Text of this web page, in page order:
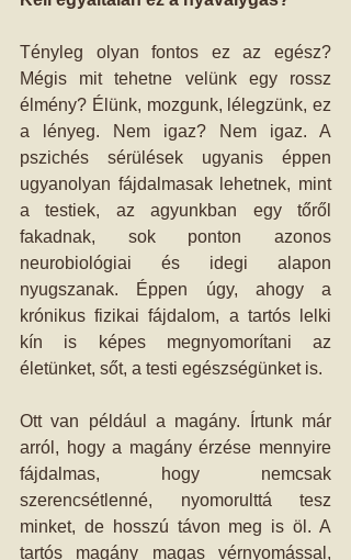
Tényleg olyan fontos ez az egész?
Mégis mit tehetne velünk egy rossz
élmény? Élünk, mozgunk, lélegzünk, ez
a lényeg. Nem igaz? Nem igaz. A
pszichés sérülések ugyanis éppen
ugyanolyan fájdalmasak lehetnek, mint
a testiek, az agyunkban egy tőről
fakadnak, sok ponton azonos
neurobiológiai és idegi alapon
nyugszanak. Éppen úgy, ahogy a
krónikus fizikai fájdalom, a tartós lelki
kín is képes megnyomorítani az
életünket, sőt, a testi egészségünket is.
Ott van például a magány. Írtunk már
arról, hogy a magány érzése mennyire
fájdalmas, hogy nemcsak
szerencsétlenné, nyomorulttá tesz
minket, de hosszú távon meg is öl. A
tartós magány magas vérnyomással,